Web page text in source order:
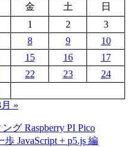
金 土
日
1
2
3
8 9
10
15 16
17
22 23
24
»
グ Raspberry PI Pico
JavaScript + p5.js 編